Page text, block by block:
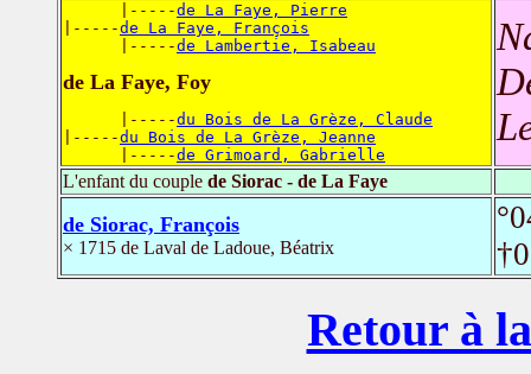
      |-----
de La Faye, Pierre
|-----de La Faye, François
      |-----
de Lambertie, Isabeau
de La Faye, Foy
      |-----
du Bois de La Grèze, Claude
|-----du Bois de La Grèze, Jeanne
      |-----
de Grimoard, Gabrielle
L'enfant du couple de Siorac - de La Faye
de Siorac, François
× 1715 de Laval de Ladoue, Béatrix
Retour à